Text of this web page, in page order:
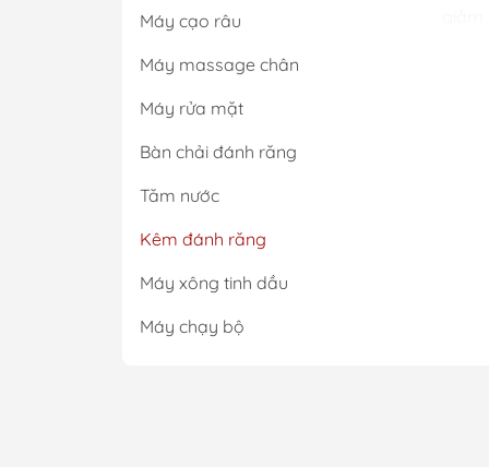
Máy cạo râu
Máy massage chân
Máy rửa mặt
Bàn chải đánh răng
Tăm nước
Kêm đánh răng
Máy xông tinh dầu
Máy chạy bộ